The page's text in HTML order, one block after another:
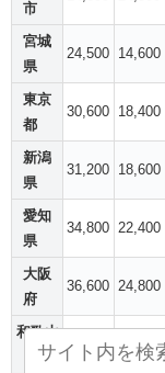
市
宮城
県
24,500 14,600
東京
都
30,600 18,400
新潟
県
31,200 18,600
愛知
県
34,800 22,400
大阪
府
36,600 24,800
和歌山
県
37,900 27,000